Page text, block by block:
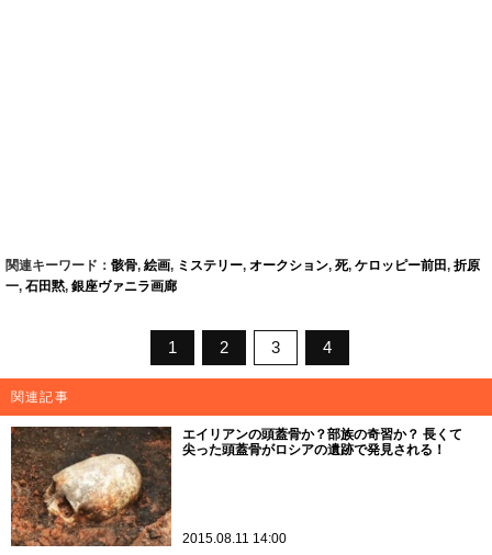
関連キーワード： 骸骨, 絵画, ミステリー, オークション, 死, ケロッピー前田, 折原
一, 石田黙, 銀座ヴァニラ画廊
1 2 3 4
関連記事
エイリアンの頭蓋骨か？部族の奇習か？ 長くて
尖った頭蓋骨がロシアの遺跡で発見される！
2015.08.11 14:00